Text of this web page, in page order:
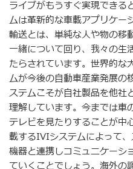
ライブがもうすぐ実現でき
ムは革新的な車載アプリケー
輸送とは、単純な人や物の移
一緒について回り、我々の生
たらされています。世界的
ムが今後の自動車産業発展
ステムこそが自社製品を他社
理解しています。今までは車
テレビを見たりすることが中
載するIVIシステムによって
機器と連携しコミュニケーシ
ていくことでしょう。海外